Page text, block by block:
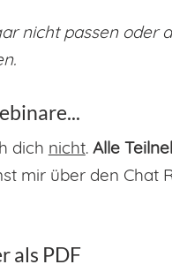
nicht passen oder
dich nicht. Alle
mir über den
als PDF